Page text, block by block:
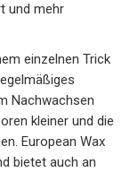
und mehr
einzelnen Trick
Nachwachsen
kleiner und die
European Wax
bietet auch an